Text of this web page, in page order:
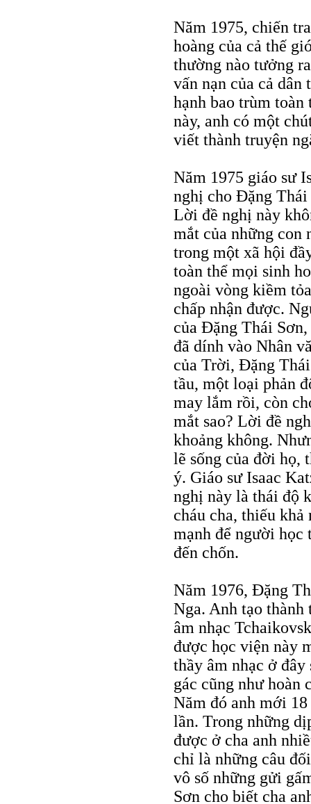
Năm 1975, chiến
hoàng của cả thế
thường nào tưởng
vấn nạn của cả
hạnh bao trùm
này, anh có một
viết thành truyện
Năm 1975 giáo sư
nghị cho Đặng Thái
Lời đề nghị này
mắt của những
trong một xã hội
toàn thể mọi sinh
ngoài vòng kiềm
chấp nhận được.
của Đặng Thái
đã dính vào Nhân
của Trời, Đặng
tầu, một loại phản
may lắm rồi, còn
mắt sao? Lời đề
khoảng không.
lẽ sống của đời họ,
ý. Giáo sư Isaac
nghị này là thái độ
cháu cha, thiếu khả
mạnh để người học
đến chốn.
Năm 1976, Đặng
Nga. Anh tạo
âm nhạc
được học viện này
thầy âm nhạc ở
gác cũng như hoàn
Năm đó anh mới
lần. Trong những
được ở cha anh
chỉ là những câu
vô số những gửi
Sơn cho biết cha